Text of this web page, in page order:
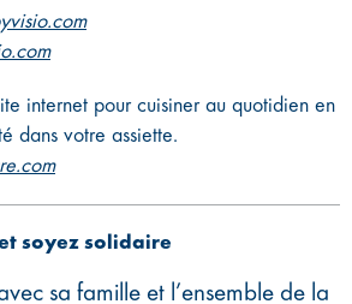
internet pour cuisiner au quotidien en
dans votre assiette.
soyez solidaire
sa famille et l’ensemble de la